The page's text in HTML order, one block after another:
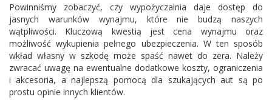
Powinniśmy zobaczyć, czy wypożyczalnia daje dostęp do
jasnych warunków wynajmu, które nie budzą naszych
wątpliwości. Kluczową kwestią jest cena wynajmu oraz
możliwość wykupienia pełnego ubezpieczenia. W ten sposób
wkład własny w szkodę może spaść nawet do zera. Należy
zwracać uwagę na ewentualne dodatkowe koszty, ograniczenia
i akcesoria, a najlepszą pomocą dla szukających aut są po
prostu opinie innych klientów.